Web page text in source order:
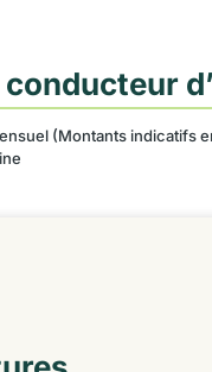
(Montants indicatifs